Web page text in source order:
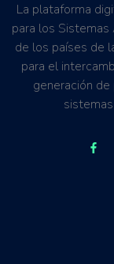
La plataforma
para los
de los países de
para el
generación